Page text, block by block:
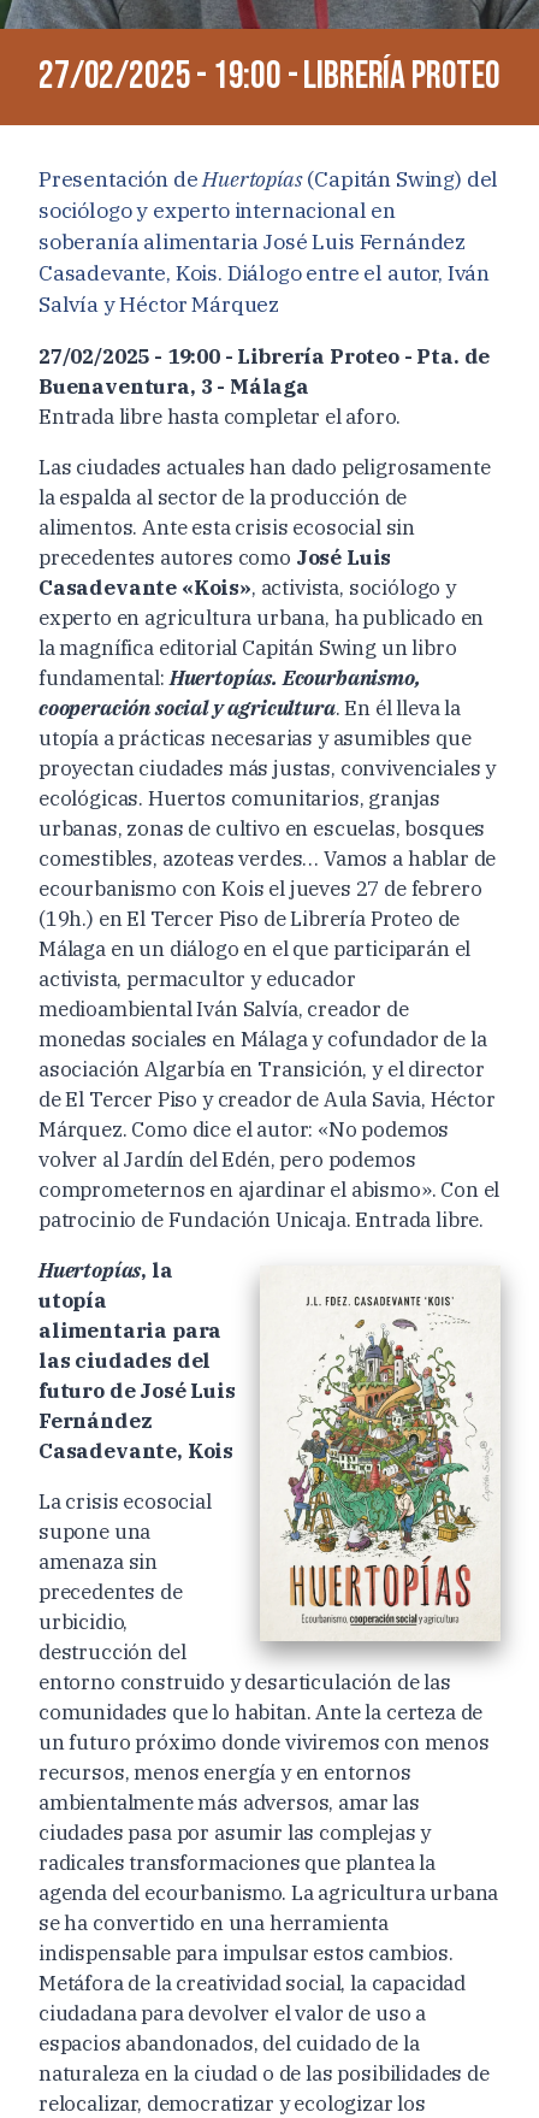
27/02/2025 - 19:00 - Librería Proteo
Presentación deHuertopías(Capitán Swing) del
sociólogo y experto internacional en
soberanía alimentaria José Luis Fernández
Casadevante, Kois. Diálogo entre el autor, Iván
Salvía y Héctor Márquez
27/02/2025 - 19:00 - Librería Proteo - Pta. de
Buenaventura, 3 - Málaga
Entrada libre hasta completar el aforo.
Las ciudades actuales han dado peligrosamente
la espalda al sector de la producción de
alimentos. Ante esta crisis ecosocial sin
precedentes autores como José Luis
Casadevante «Kois», activista, sociólogo y
experto en agricultura urbana, ha publicado en
la magnífica editorial Capitán Swing un libro
fundamental:Huertopías. Ecourbanismo,
cooperación social y agricultura. En él lleva la
utopía a prácticas necesarias y asumibles que
proyectan ciudades más justas, convivenciales y
ecológicas. Huertos comunitarios, granjas
urbanas, zonas de cultivo en escuelas, bosques
comestibles, azoteas verdes… Vamos a hablar de
ecourbanismo con Kois el jueves 27 de febrero
(19h.) en El Tercer Piso de Librería Proteo de
Málaga en un diálogo en el que participarán el
activista, permacultor y educador
medioambiental Iván Salvía, creador de
monedas sociales en Málaga y cofundador de la
asociación Algarbía en Transición, y el director
de El Tercer Piso y creador de Aula Savia, Héctor
Márquez. Como dice el autor: «No podemos
volver al Jardín del Edén, pero podemos
comprometernos en ajardinar el abismo». Con el
patrocinio de Fundación Unicaja. Entrada libre.
Huertopías, la
utopía
alimentaria para
las ciudades del
futuro de José Luis
Fernández
Casadevante, Kois
La crisis ecosocial
supone una
amenaza sin
precedentes de
urbicidio,
destrucción del
entorno construido y desarticulación de las
comunidades que lo habitan. Ante la certeza de
un futuro próximo donde viviremos con menos
recursos, menos energía y en entornos
ambientalmente más adversos, amar las
ciudades pasa por asumir las complejas y
radicales transformaciones que plantea la
agenda del ecourbanismo. La agricultura urbana
se ha convertido en una herramienta
indispensable para impulsar estos cambios.
Metáfora de la creatividad social, la capacidad
ciudadana para devolver el valor de uso a
espacios abandonados, del cuidado de la
naturaleza en la ciudad o de las posibilidades de
relocalizar, democratizar y ecologizar los